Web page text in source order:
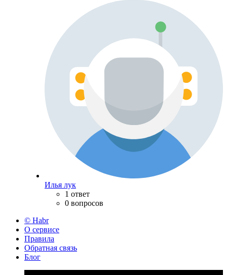
Илья лук
1 ответ
0 вопросов
© Habr
О сервисе
Правила
Обратная связь
Блог